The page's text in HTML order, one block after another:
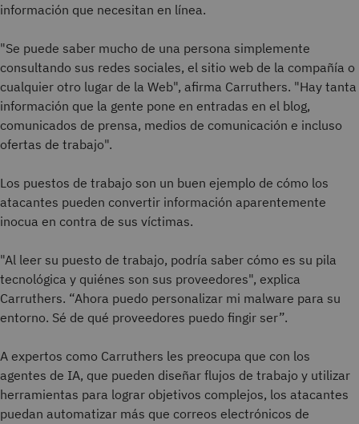
información que necesitan en línea.
"Se puede saber mucho de una persona simplemente
consultando sus redes sociales, el sitio web de la compañía o
cualquier otro lugar de la Web", afirma Carruthers. "Hay tanta
información que la gente pone en entradas en el blog,
comunicados de prensa, medios de comunicación e incluso
ofertas de trabajo".
Los puestos de trabajo son un buen ejemplo de cómo los
atacantes pueden convertir información aparentemente
inocua en contra de sus víctimas.
"Al leer su puesto de trabajo, podría saber cómo es su pila
tecnológica y quiénes son sus proveedores", explica
Carruthers. “Ahora puedo personalizar mi malware para su
entorno. Sé de qué proveedores puedo fingir ser”.
A expertos como Carruthers les preocupa que con los
agentes de IA, que pueden diseñar flujos de trabajo y utilizar
herramientas para lograr objetivos complejos, los atacantes
puedan automatizar más que correos electrónicos de